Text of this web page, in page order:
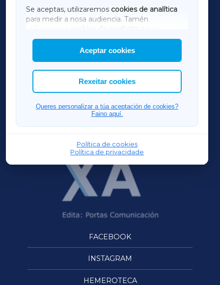
Se aceptas, utilizaremos cookies de analítica
para medir a nosa audiencia. Tamén
utilizaremos
cookies de marketing
mostrar publicidade de terceiros.
Así mesmo, podes personalizar a elección das
cookies que desexas permitir.
Aceptar cookies
Rexeitar cookies
Queres personalizar a túa aceptación de cookies?
Faino aquí.
Política de cookies
Política de privacidade
AMARIÑAXA
RIBEIRASACRAXA
ACORUÑAXA
FERROLXA
OURENSEXA
FACEBOOK
INSTAGRAM
HEMEROTECA